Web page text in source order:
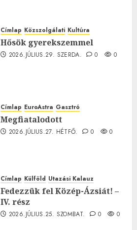
Címlap Közszolgálati Kultúra
Hősök gyerekszemmel
2026.JÚLIUS.29. SZERDA. 0 0
Címlap EuroAstra Gasztró
Megfiatalodott
2026.JÚLIUS.27. HÉTFŐ. 0 0
Címlap Külföld Utazási Kalauz
Fedezzük fel Közép-Ázsiát! –
IV. rész
2026.JÚLIUS.25. SZOMBAT. 0 0